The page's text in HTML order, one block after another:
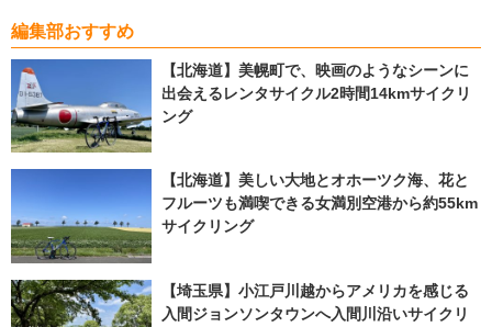
編集部おすすめ
【北海道】美幌町で、映画のようなシーンに
出会えるレンタサイクル2時間14kmサイクリ
ング
【北海道】美しい大地とオホーツク海、花と
フルーツも満喫できる女満別空港から約55km
サイクリング
【埼玉県】小江戸川越からアメリカを感じる
入間ジョンソンタウンへ入間川沿いサイクリ